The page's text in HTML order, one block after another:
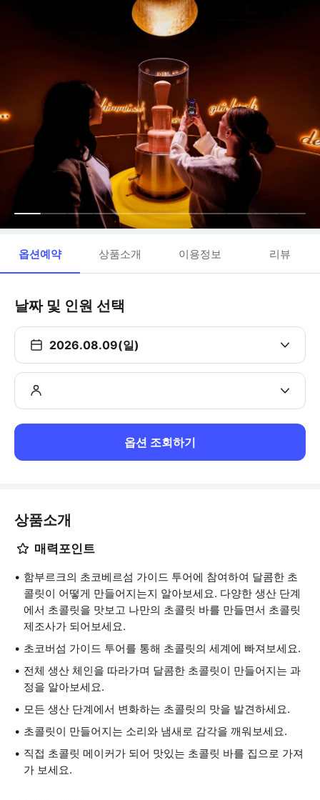
옵션예약 상품소개 이용정보 리뷰
날짜 및 인원 선택
2026.08.09(일)
옵션 조회하기
상품소개
매력포인트
함부르크의 초코베르섬 가이드 투어에 참여하여 달콤한 초
콜릿이 어떻게 만들어지는지 알아보세요. 다양한 생산 단계
에서 초콜릿을 맛보고 나만의 초콜릿 바를 만들면서 초콜릿
제조사가 되어보세요.
초코버섬 가이드 투어를 통해 초콜릿의 세계에 빠져보세요.
전체 생산 체인을 따라가며 달콤한 초콜릿이 만들어지는 과
정을 알아보세요.
모든 생산 단계에서 변화하는 초콜릿의 맛을 발견하세요.
초콜릿이 만들어지는 소리와 냄새로 감각을 깨워보세요.
직접 초콜릿 메이커가 되어 맛있는 초콜릿 바를 집으로 가져
가 보세요.